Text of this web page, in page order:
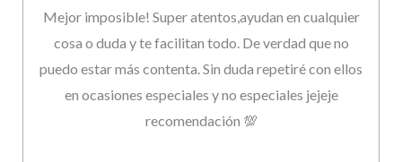
Mejor imposible! Super atentos,ayudan en cualquier
cosa o duda y te facilitan todo. De verdad que no
puedo estar más contenta. Sin duda repetiré con ellos
en ocasiones especiales y no especiales jejeje
recomendación 💯